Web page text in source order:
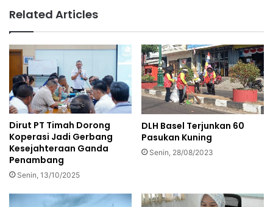
Related Articles
Dirut PT Timah Dorong
Koperasi Jadi Gerbang
Kesejahteraan Ganda
Penambang
Senin, 13/10/2025
DLH Basel Terjunkan 60
Pasukan Kuning
Senin, 28/08/2023